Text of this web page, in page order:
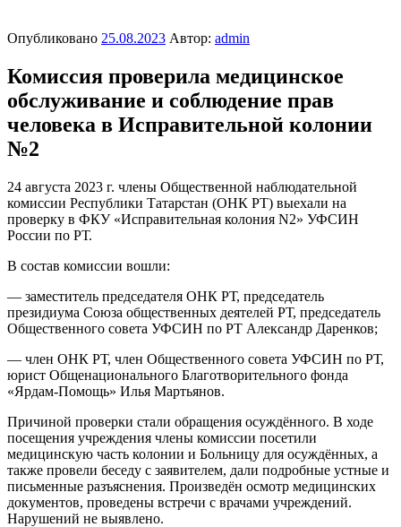
Опубликовано 25.08.2023 Автор: admin
Комиссия проверила медицинское
обслуживание и соблюдение прав
человека в Исправительной колонии
№2
24 августа 2023 г. члены Общественной наблюдательной
комиссии Республики Татарстан (ОНК РТ) выехали на
проверку в ФКУ «Исправительная колония N2» УФСИН
России по РТ.
В состав комиссии вошли:
— заместитель председателя ОНК РТ, председатель
президиума Союза общественных деятелей РТ, председатель
Общественного совета УФСИН по РТ Александр Даренков;
— член ОНК РТ, член Общественного совета УФСИН по РТ,
юрист Общенационального Благотворительного фонда
«Ярдам-Помощь» Илья Мартьянов.
Причиной проверки стали обращения осуждённого. В ходе
посещения учреждения члены комиссии посетили
медицинскую часть колонии и Больницу для осуждённых, а
также провели беседу с заявителем, дали подробные устные и
письменные разъяснения. Произведён осмотр медицинских
документов, проведены встречи с врачами учреждений.
Нарушений не выявлено.